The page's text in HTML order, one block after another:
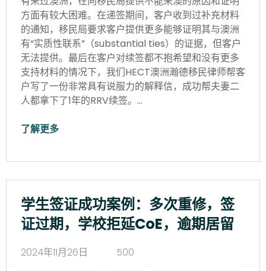
方面有较大困难。在递签期间，客户收到过补充材料
的通知，移民局要求客户提供更多能够证明其与澳洲
有“实质性联系”（substantial ties）的证据，但客户
无法提供。最后在客户对续签都不抱希望和没有更多
支持材料的情况下，我们HECT澳洲瀚德移民律师帮客
户写了一份非常具有说服力的解释信，成功帮夫妻二
人都拿下了1年的RRV续签。…
了解更多
学生签证成功案例：多次重修，签
证过期，学校拒延CoE，逾期居留
2024年11月26日
500